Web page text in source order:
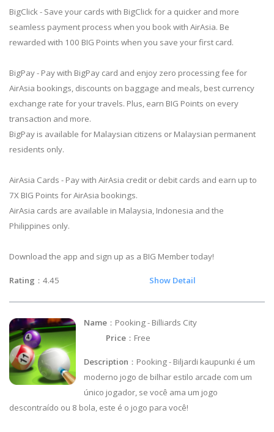
BigClick - Save your cards with BigClick for a quicker and more
seamless payment process when you book with AirAsia. Be
rewarded with 100 BIG Points when you save your first card.
BigPay - Pay with BigPay card and enjoy zero processing fee for
AirAsia bookings, discounts on baggage and meals, best currency
exchange rate for your travels. Plus, earn BIG Points on every
transaction and more.
BigPay is available for Malaysian citizens or Malaysian permanent
residents only.
AirAsia Cards - Pay with AirAsia credit or debit cards and earn up to
7X BIG Points for AirAsia bookings.
AirAsia cards are available in Malaysia, Indonesia and the
Philippines only.
Download the app and sign up as a BIG Member today!
Rating ：4.45 Show Detail
Name ：Pooking - Billiards City
Price ：Free
Description ：Pooking - Biljardi kaupunki é um
moderno jogo de bilhar estilo arcade com um
único jogador, se você ama um jogo
descontraído ou 8 bola, este é o jogo para você!